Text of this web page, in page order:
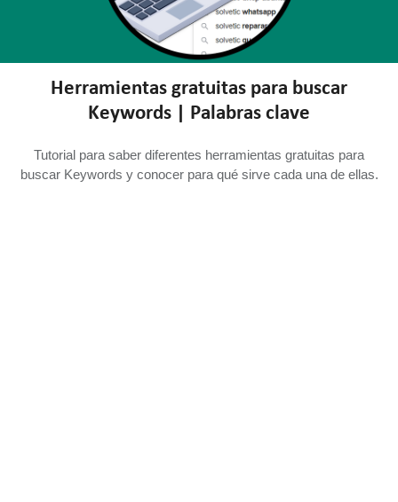
Herramientas gratuitas para buscar
Keywords | Palabras clave
Tutorial para saber diferentes herramientas gratuitas para
buscar Keywords y conocer para qué sirve cada una de ellas.